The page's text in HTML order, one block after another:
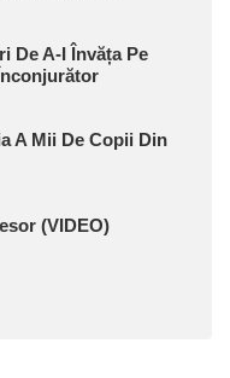
De A-I Învăța Pe
A Mii De Copii Din
(VIDEO)